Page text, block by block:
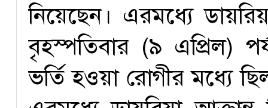
নিয়েছেন। এরমধ্যে
বৃহস্পতিবার (৯ এপ্রিল)
ভর্তি হওয়া রোগীর মধ্যে